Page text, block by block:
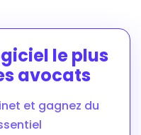
le plus
avocats
et gagnez du